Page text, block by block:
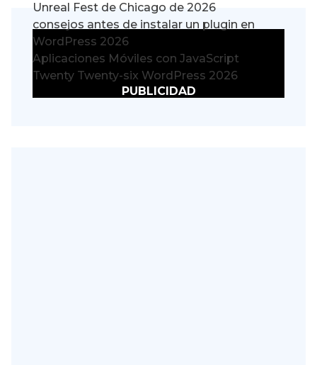
Unreal Fest de Chicago de 2026
consejos antes de instalar un plugin en
WordPress 2026
Aplicaciones Móviles con JavaScript
Twenty Twenty-six WordPress 2026
PUBLICIDAD